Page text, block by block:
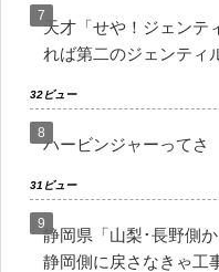
天才「せや！ジェンテ
れば第二のジェンティ
32ビュー
ハービンジャーってさ
31ビュー
静岡県「山梨･長野側
静岡側に戻さなきゃ工